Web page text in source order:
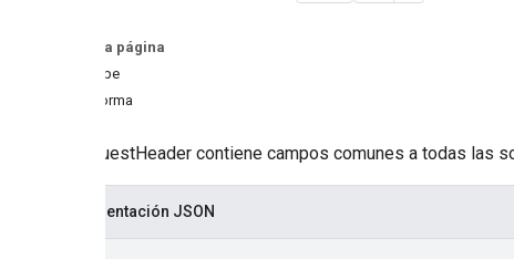
En esta página
SdkType
Plataforma
Un RequestHeader contiene campos comunes a todas las
Representación JSON